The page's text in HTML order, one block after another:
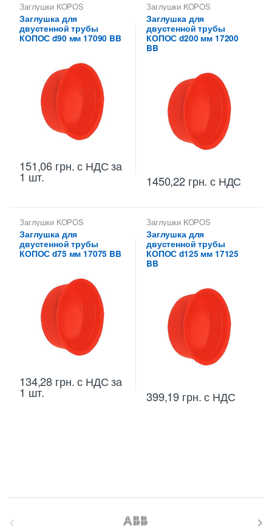
Заглушки KOPOS
Заглушка для
двустенной трубы
КОПОС d90 мм 17090 BB
151,06 грн.с НДС за
1 шт.
Заглушки KOPOS
Заглушка для
двустенной трубы
КОПОС d200 мм 17200
BB
1450,22 грн. с НДС
Заглушки KOPOS
Заглушка для
двустенной трубы
КОПОС d75 мм 17075 BB
134,28 грн.с НДС за
1 шт.
Заглушки KOPOS
Заглушка для
двустенной трубы
КОПОС d125 мм 17125
BB
399,19 грн.с НДС